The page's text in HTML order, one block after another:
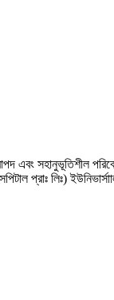
এবং সহানুভূতিশীল
প্রাঃ লিঃ)